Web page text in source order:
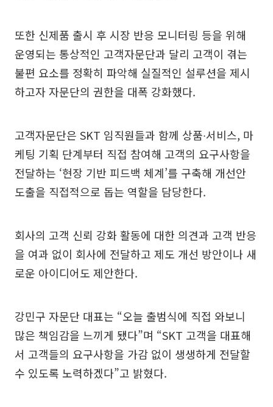
또한 신제품 출시 후 시장 반응 모니터링 등을 위해
운영되는 통상적인 고객자문단과 달리 고객이 겪는
불편 요소를 정확히 파악해 실질적인 설루션을 제시
하고자 자문단의 권한을 대폭 강화했다.
고객자문단은 SKT 임직원들과 함께 상품∙서비스, 마
케팅 기획 단계부터 직접 참여해 고객의 요구사항을
전달하는 ‘현장 기반 피드백 체계’를 구축해 개선안
도출을 직접적으로 돕는 역할을 담당한다.
회사의 고객 신뢰 강화 활동에 대한 의견과 고객 반응
을 여과 없이 회사에 전달하고 제도 개선 방안이나 새
로운 아이디어도 제안한다.
강민구 자문단 대표는 “오늘 출범식에 직접 와보니
많은 책임감을 느끼게 됐다”며 “SKT 고객을 대표해
서 고객들의 요구사항을 가감 없이 생생하게 전달할
수 있도록 노력하겠다”고 밝혔다.